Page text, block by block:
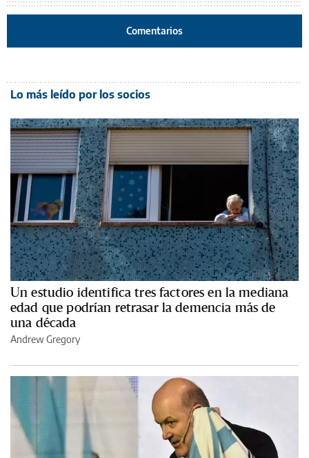
Comentarios
Lo más leído por los socios
Un estudio identifica tres factores en la mediana
edad que podrían retrasar la demencia más de
una década
Andrew Gregory